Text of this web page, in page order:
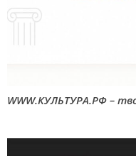
WWW.КУЛЬТУРА.РФ –